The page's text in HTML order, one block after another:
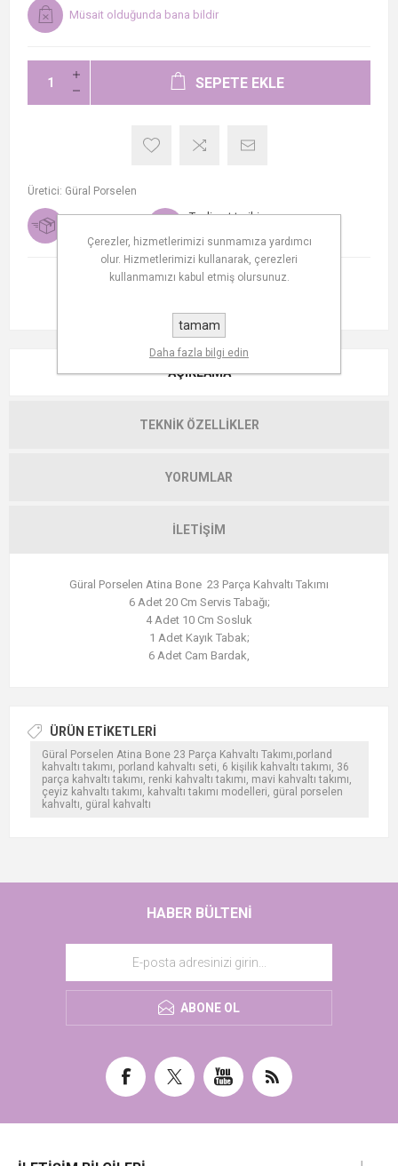
Müsait olduğunda bana bildir
SEPETE EKLE
Üretici: Güral Porselen
Teslimat tarihi
1-2 days
AÇIKLAMA
TEKNIK ÖZELLIKLER
YORUMLAR
İLETIŞIM
Güral Porselen Atina Bone 23 Parça Kahvaltı Takımı
6 Adet 20 Cm Servis Tabağı;
4 Adet 10 Cm Sosluk
1 Adet Kayık Tabak;
6 Adet Cam Bardak,
ÜRÜN ETIKETLERI
Güral Porselen Atina Bone 23 Parça Kahvaltı Takımı,porland
kahvaltı takımı, porland kahvaltı seti, 6 kişilik kahvaltı takımı, 36
parça kahvaltı takımı, renki kahvaltı takımı, mavi kahvaltı takımı,
çeyiz kahvaltı takımı, kahvaltı takımı modelleri, güral porselen
kahvaltı, güral kahvaltı
HABER BÜLTENI
ABONE OL
Çerezler, hizmetlerimizi sunmamıza yardımcı
olur. Hizmetlerimizi kullanarak, çerezleri
kullanmamızı kabul etmiş olursunuz.
tamam
Daha fazla bilgi edin